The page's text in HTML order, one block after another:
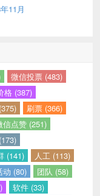
11月
微信投票 (483)
格 (387)
刷票 (366)
信点赞 (251)
(141)
人工 (113)
动 (80)
团队 (58)
软件 (33)